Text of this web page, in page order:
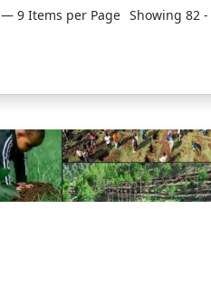
— 9 Items per Page Showing 82